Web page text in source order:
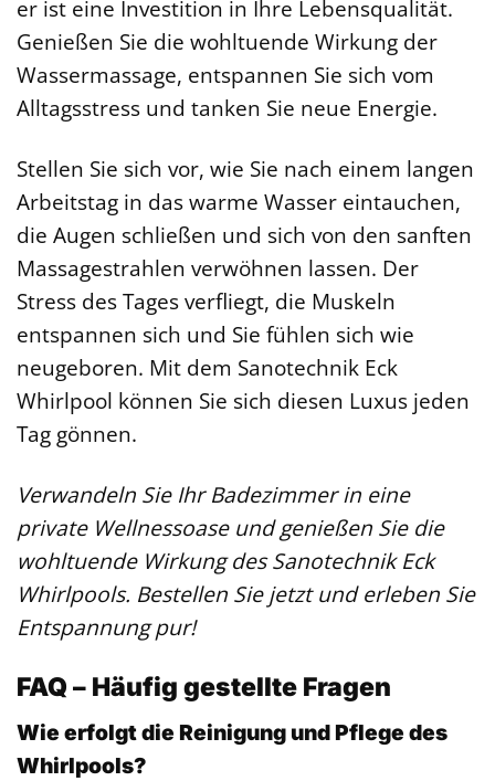
er ist eine Investition in Ihre Lebensqualität.
Genießen Sie die wohltuende Wirkung der
Wassermassage, entspannen Sie sich vom
Alltagsstress und tanken Sie neue Energie.
Stellen Sie sich vor, wie Sie nach einem langen
Arbeitstag in das warme Wasser eintauchen,
die Augen schließen und sich von den sanften
Massagestrahlen verwöhnen lassen. Der
Stress des Tages verfliegt, die Muskeln
entspannen sich und Sie fühlen sich wie
neugeboren. Mit dem Sanotechnik Eck
Whirlpool können Sie sich diesen Luxus jeden
Tag gönnen.
Verwandeln Sie Ihr Badezimmer in eine
private Wellnessoase und genießen Sie die
wohltuende Wirkung des Sanotechnik Eck
Whirlpools. Bestellen Sie jetzt und erleben Sie
Entspannung pur!
FAQ – Häufig gestellte Fragen
Wie erfolgt die Reinigung und Pflege des
Whirlpools?